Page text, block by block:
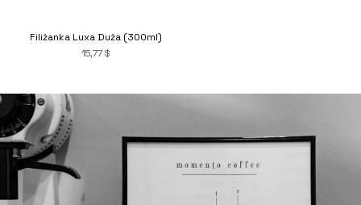
Filiżanka Luxa Duża (300ml)
15,77 $